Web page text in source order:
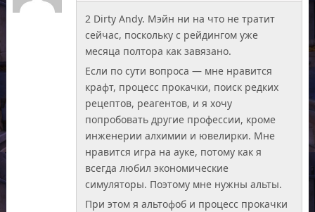
2 Dirty Andy. Мэйн ни на что не тратит
сейчас, поскольку с рейдингом уже
месяца полтора как завязано.
Если по сути вопроса — мне нравится
крафт, процесс прокачки, поиск редких
рецептов, реагентов, и я хочу
попробовать другие профессии, кроме
инженерии алхимии и ювелирки. Мне
нравится игра на ауке, потому как я
всегда любил экономические
симуляторы. Поэтому мне нужны альты.
При этом я альтофоб и процесс прокачки